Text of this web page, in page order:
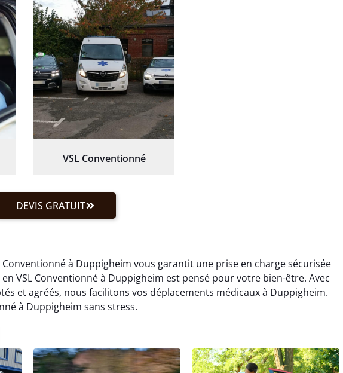
VSL Conventionné
DEVIS GRATUIT
Conventionné à Duppigheim vous garantit une prise en charge sécurisée
VSL Conventionné à Duppigheim est pensé pour votre bien-être. Avec
et agréés, nous facilitons vos déplacements médicaux à Duppigheim.
à Duppigheim sans stress.